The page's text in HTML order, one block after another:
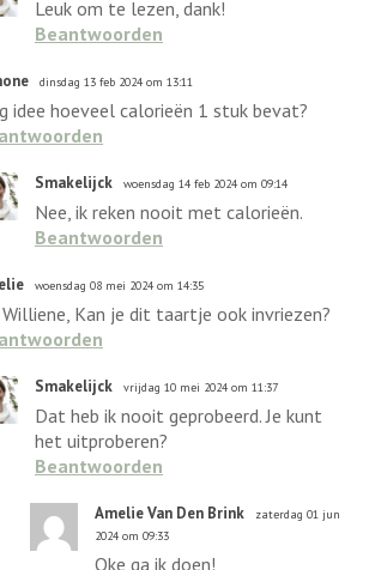
Leuk om te lezen, dank!
Beantwoorden
dinsdag 13 feb 2024 om 13:11
idee hoeveel calorieën 1 stuk bevat?
Smakelijck woensdag 14 feb 2024 om 09:14
Nee, ik reken nooit met calorieën.
Beantwoorden
woensdag 08 mei 2024 om 14:35
Kan je dit taartje ook invriezen?
Smakelijck vrijdag 10 mei 2024 om 11:37
Dat heb ik nooit geprobeerd. Je kunt
het uitproberen?
Beantwoorden
Amelie Van Den Brink
zaterdag 01 jun
2024 om 09:33
Oke ga ik doen!